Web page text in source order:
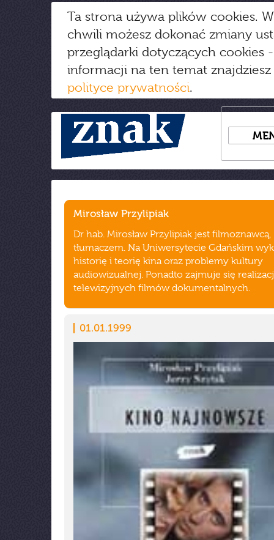
Ta strona używa plików cookies.
chwili możesz dokonać zmiany
przeglądarki dotyczących cookies
informacji na ten temat
polityce prywatności.
Mirosław Przylipiak
Dr hab. Mirosław Przylipiak jest filmoznawcą,
tłumaczem. Na Uniwersytecie Gdańskim
historię i teorię kina oraz problemy kultury
audiowizualnej. Ponadto zajmuje się
telewizyjnych filmów dokumentalnych.
01.01.1999